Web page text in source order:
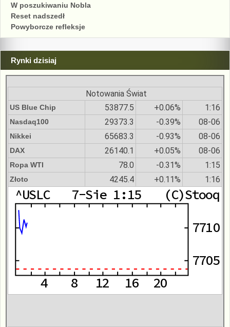
W poszukiwaniu Nobla
Reset nadszedł
Powyborcze refleksje
Rynki dzisiaj
Notowania Świat
US Blue Chip 53877.5 +0.06% 1:16
Nasdaq100 29373.3 -0.39% 08-06
Nikkei 65683.3 -0.93% 08-06
DAX 26140.1 +0.05% 08-06
Ropa WTI 78.0 -0.31% 1:15
Złoto 4245.4 +0.11% 1:16